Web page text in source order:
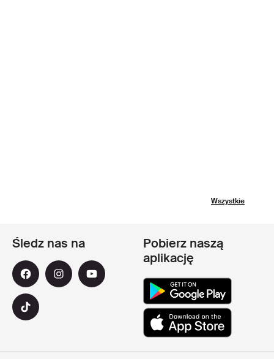
Wszystkie
Śledz nas na
Pobierz naszą
aplikację